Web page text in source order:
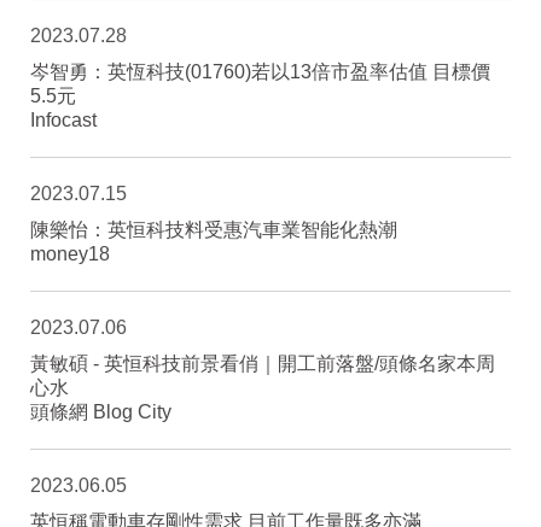
2023.07.28
岑智勇：英恆科技(01760)若以13倍市盈率估值 目標價
5.5元
Infocast
2023.07.15
陳樂怡：英恒科技料受惠汽車業智能化熱潮
money18
2023.07.06
黃敏碩 - 英恒科技前景看俏｜開工前落盤/頭條名家本周
心水
頭條網 Blog City
2023.06.05
英恒稱電動車存剛性需求 目前工作量既多亦滿